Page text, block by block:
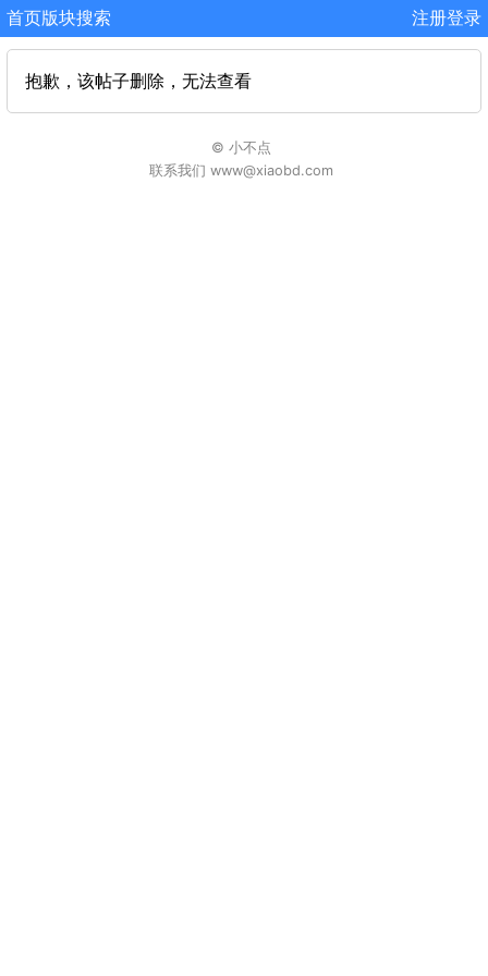
首页版块搜索 注册登录
抱歉，该帖子删除，无法查看
© 小不点
联系我们 www@xiaobd.com